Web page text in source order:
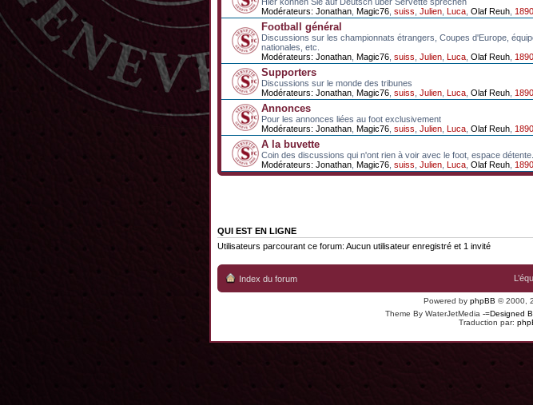
Modérateurs: Jonathan Magic76 suiss Julien Luca Olaf Reuh 1890
Football général
Discussions sur les championnats étrangers, Coupes d'Europe,
nationales, etc.
Modérateurs: Jonathan Magic76 suiss Julien Luca Olaf Reuh 1890
Supporters
Discussions sur le monde des tribunes
Modérateurs: Jonathan Magic76 suiss Julien Luca Olaf Reuh 1890
Annonces
Pour les annonces liées au foot exclusivement
Modérateurs: Jonathan Magic76 suiss Julien Luca Olaf Reuh 1890
A la buvette
Coin des discussions qui n'ont rien à voir avec le foot, espace détente.
Modérateurs: Jonathan Magic76 suiss Julien Luca Olaf Reuh 1890
QUI EST EN LIGNE
Utilisateurs parcourant ce forum: Aucun utilisateur enregistré et 1 invité
Index du forum
Powered by phpBB © 2000,
Theme By WaterJetMedia -=Designed
Traduction par: